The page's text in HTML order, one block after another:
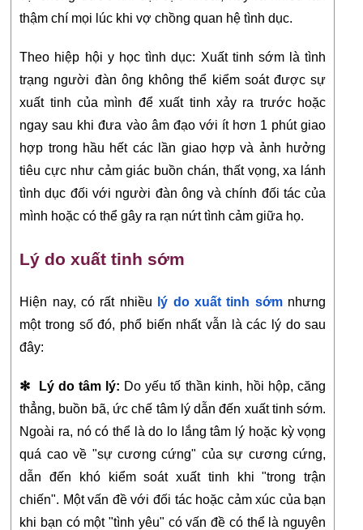
thậm chí mọi lúc khi vợ chồng quan hệ tình dục.
Theo hiệp hội y học tình dục: Xuất tinh sớm là tình
trạng người đàn ông không thể kiểm soát được sự
xuất tinh của mình để xuất tinh xảy ra trước hoặc
ngay sau khi đưa vào âm đạo với ít hơn 1 phút giao
hợp trong hầu hết các lần giao hợp và ảnh hưởng
tiêu cực như cảm giác buồn chán, thất vọng, xa lánh
tình dục đối với người đàn ông và chính đối tác của
mình hoặc có thể gây ra rạn nứt tình cảm giữa họ.
Lý do xuất tinh sớm
Hiện nay, có rất nhiều lý do xuất tinh sớm nhưng
một trong số đó, phổ biến nhất vẫn là các lý do sau
đây:
✻  Lý do tâm lý: Do yếu tố thần kinh, hồi hộp, căng
thẳng, buồn bã, ức chế tâm lý dẫn đến xuất tinh sớm.
Ngoài ra, nó có thể là do lo lắng tâm lý hoặc kỳ vọng
quá cao về "sự cương cứng" của sự cương cứng,
dẫn đến khó kiểm soát xuất tinh khi "trong trận
chiến". Một vấn đề với đối tác hoặc cảm xúc của bạn
khi bạn có một "tình yêu" có vấn đề có thể là nguyên